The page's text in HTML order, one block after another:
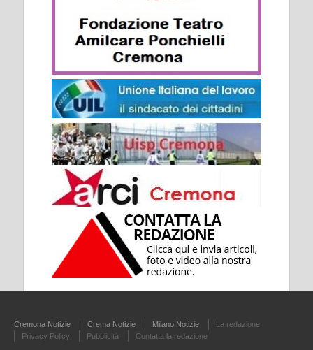
Cremona Notizie Crema Notizie Milano Notizie
La redazione
Privacy Policy
Pubblicità Contatta la redazione